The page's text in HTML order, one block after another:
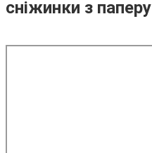
сніжинки з паперу